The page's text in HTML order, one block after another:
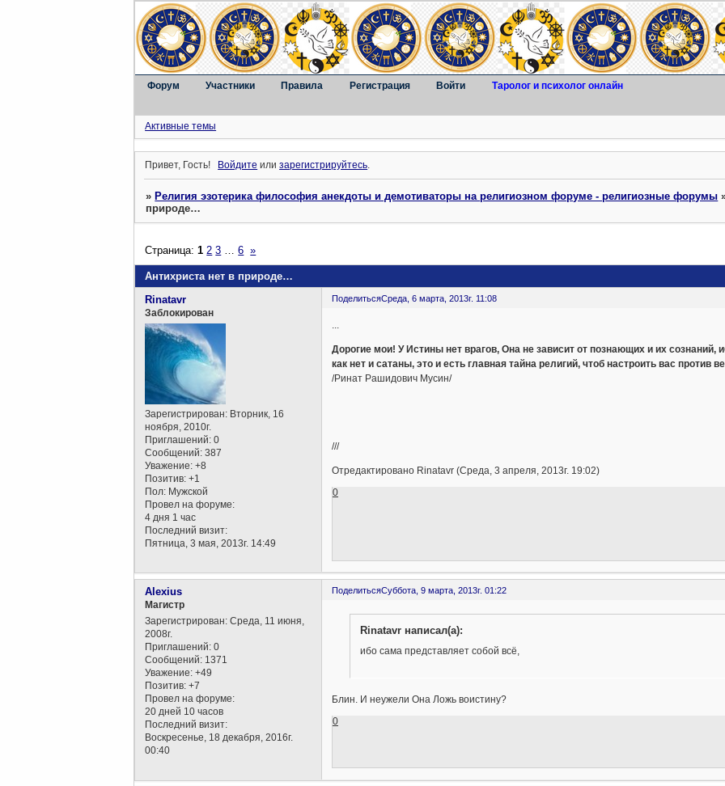
Форум Участники Правила Регистрация Войти Таролог и психолог онлайн
Активные темы
Привет, Гость! Войдите илизарегистрируйтесь.
»Религия эзотерика философия анекдоты и демотиваторы на религиозном форуме - религиозные форумы
природе…
Антихриста нет в природе…
Страница:1 2 3 6 »
ПоделитьсяСреда, 6 марта, 2013г. 11:08
Rinatavr
Заблокирован
Зарегистрирован: Вторник, 16
ноября, 2010г.
Приглашений: 0
Сообщений: 387
Уважение: +8
Позитив: +1
Пол: Мужской
Провел на форуме:
4 дня 1 час
Последний визит:
Пятница, 3 мая, 2013г. 14:49
...
Дорогие мои! У Истины нет врагов, Она не зависит от познающих и их сознаний,
как нет и сатаны, это и есть главная тайна религий, чтоб настроить вас
/Ринат Рашидович Мусин/
///
Отредактировано Rinatavr (Среда, 3 апреля, 2013г. 19:02)
0
ПоделитьсяСуббота, 9 марта, 2013г. 01:22
Alexius
Магистр
Зарегистрирован: Среда, 11 июня,
2008г.
Приглашений: 0
Сообщений: 1371
Уважение: +49
Позитив: +7
Провел на форуме:
20 дней 10 часов
Последний визит:
Воскресенье, 18 декабря, 2016г.
00:40
Rinatavr написал(а):
ибо сама представляет собой всё,
Блин. И неужели Она Ложь воистину?
0